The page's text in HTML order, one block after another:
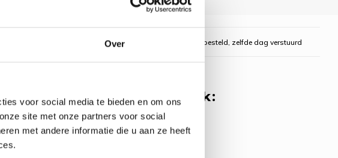
Over
voor social media te bieden en om ons
site met onze partners voor social
met andere informatie die u aan ze heeft
Voor 16:00 uur besteld, zelfde dag verstuurd
vind je misschien ook leuk:
Pumpkin Lane Metallic
Box - Leti Stitch